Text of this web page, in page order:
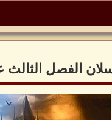
الفصل